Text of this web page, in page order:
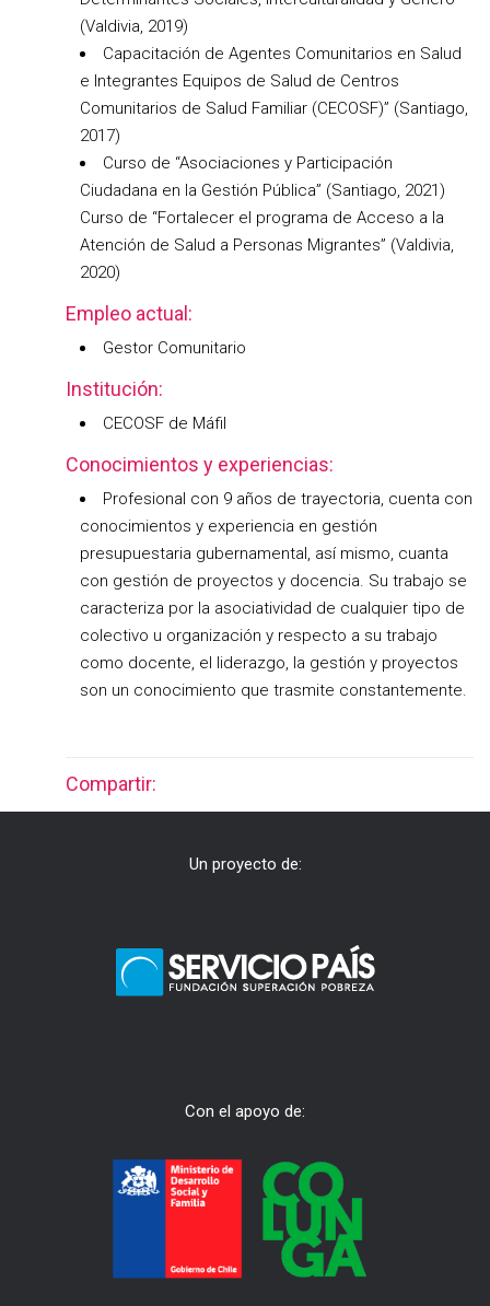
(Valdivia, 2019)
Capacitación de Agentes Comunitarios en Salud
e Integrantes Equipos de Salud de Centros
Comunitarios de Salud Familiar (CECOSF)” (Santiago,
2017)
Curso de “Asociaciones y Participación
Ciudadana en la Gestión Pública” (Santiago, 2021)
Curso de “Fortalecer el programa de Acceso a la
Atención de Salud a Personas Migrantes” (Valdivia,
2020)
Empleo actual:
Gestor Comunitario
Institución:
CECOSF de Máfil
Conocimientos y experiencias:
Profesional con 9 años de trayectoria, cuenta con
conocimientos y experiencia en gestión
presupuestaria gubernamental, así mismo, cuanta
con gestión de proyectos y docencia. Su trabajo se
caracteriza por la asociatividad de cualquier tipo de
colectivo u organización y respecto a su trabajo
como docente, el liderazgo, la gestión y proyectos
son un conocimiento que trasmite constantemente.
Compartir:
Un proyecto de:
Con el apoyo de: